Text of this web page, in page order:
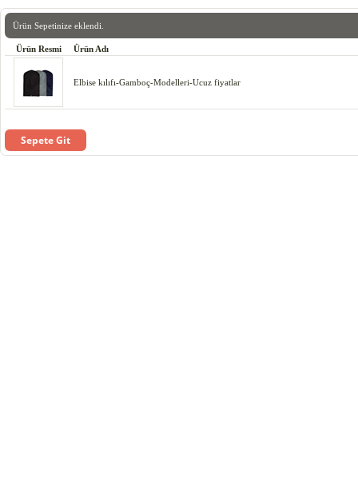
Ürün Sepetinize eklendi.
Ürün Resmi Ürün Adı
Elbise kılıfı-Gamboç-Modelleri-Ucuz fiyatlar
Sepete Git